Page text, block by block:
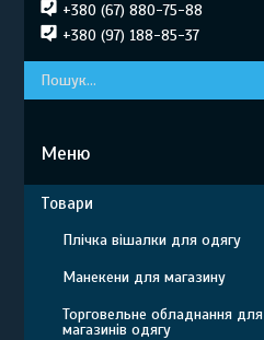
+380 (67) 880-75-88
+380 (97) 188-85-37
Товари
Плічка вішалки для одягу
Манекени для магазину
Торговельне обладнання для
магазинів одягу